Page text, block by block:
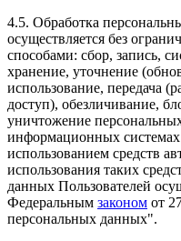
4.5. Обработка
осуществляется без
способами: сбор, запись,
хранение, уточнение
использование, передача
доступ), обезличивание,
уничтожение
информационных
использованием средств
использования таких
данных Пользователей
Федеральным законом от
персональных данных".